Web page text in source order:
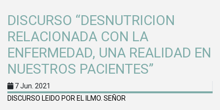
DISCURSO “DESNUTRICION
RELACIONADA CON LA
ENFERMEDAD, UNA REALIDAD EN
NUESTROS PACIENTES”
7 Jun. 2021
DISCURSO LEIDO POR EL ILMO. SEÑOR